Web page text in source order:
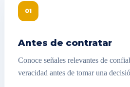
01
Antes de contratar
Conoce señales relevantes de
veracidad antes de tomar una